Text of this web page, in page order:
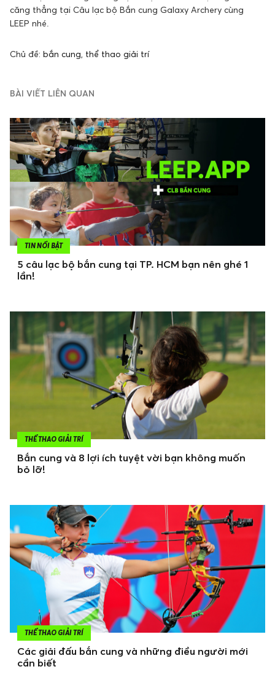
căng thẳng tại Câu lạc bộ Bắn cung Galaxy Archery cùng
LEEP nhé.
Chủ đề: bắn cung thể thao giải trí
BÀI VIẾT LIÊN QUAN
TIN NỔI BẬT
5 câu lạc bộ bắn cung tại TP. HCM bạn nên ghé 1
lần!
THỂ THAO GIẢI TRÍ
Bắn cung và 8 lợi ích tuyệt vời bạn không muốn
bỏ lỡ!
THỂ THAO GIẢI TRÍ
Các giải đấu bắn cung và những điều người mới
cần biết